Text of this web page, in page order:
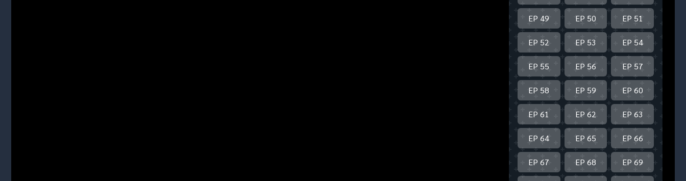
EP 49 EP 50 EP 51
EP 52 EP 53 EP 54
EP 55 EP 56 EP 57
EP 58 EP 59 EP 60
EP 61 EP 62 EP 63
EP 64 EP 65 EP 66
EP 67 EP 68 EP 69